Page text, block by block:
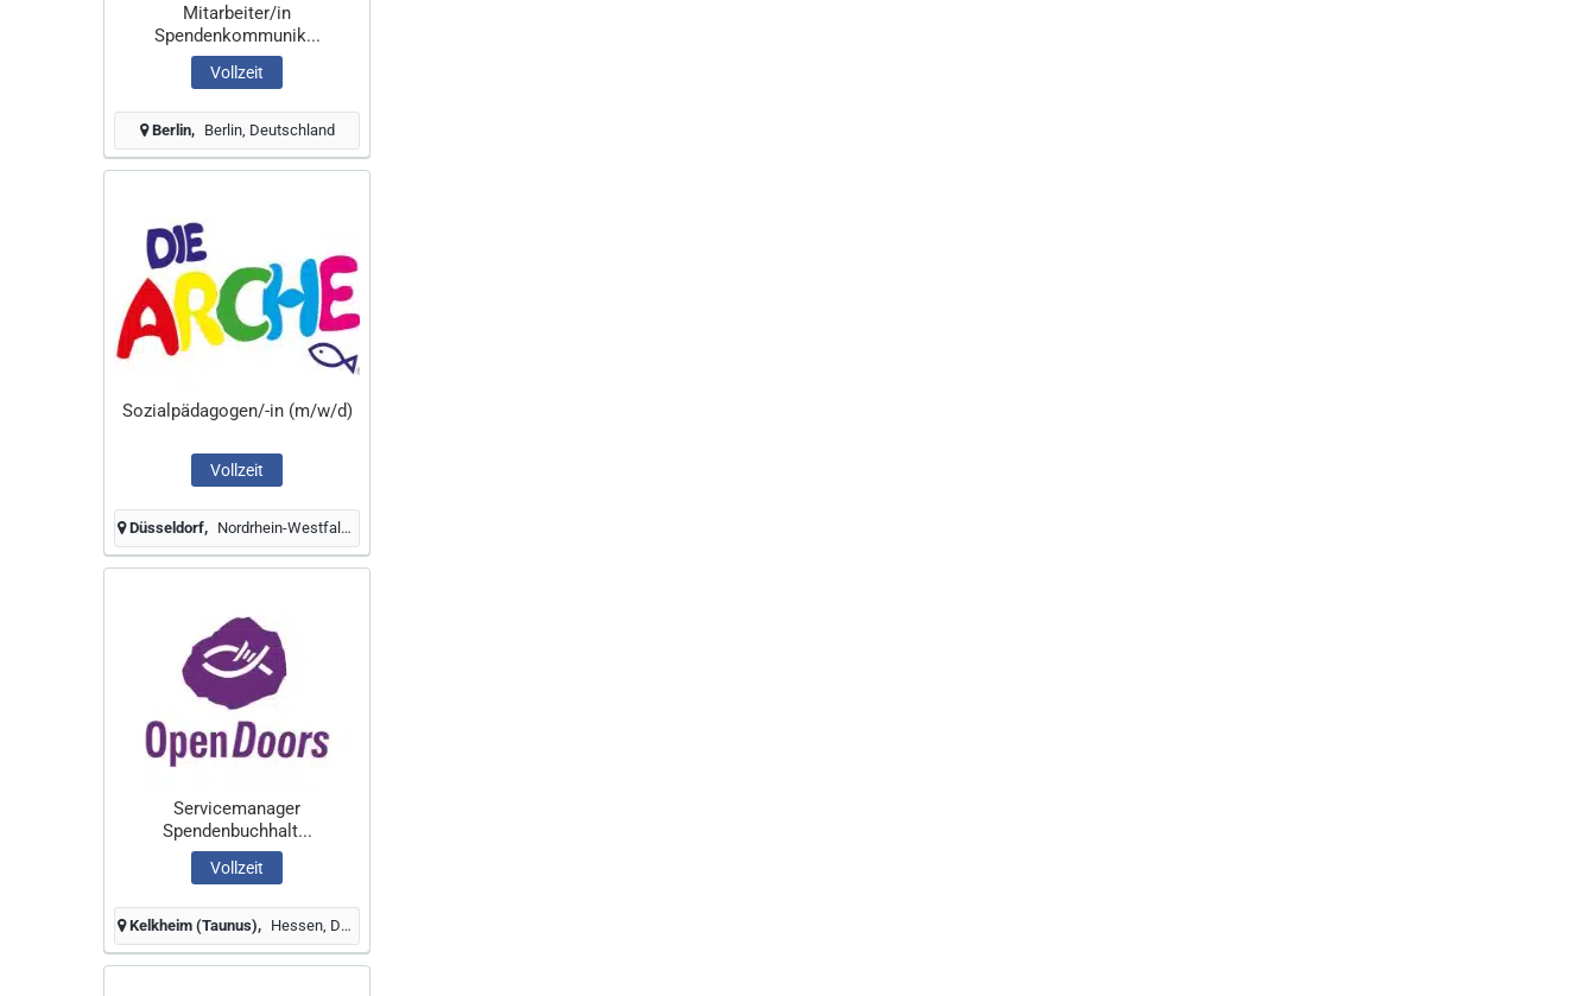
Mitarbeiter/in
Spendenkommunik...
Vollzeit
Berlin Berlin, Deutschland
Sozialpädagogen/-in (m/w/d)
Vollzeit
Düsseldorf Nordrhein-Westfalen, Deutschland
Servicemanager
Spendenbuchhalt...
Vollzeit
Kelkheim (Taunus) Hessen, Deutschland